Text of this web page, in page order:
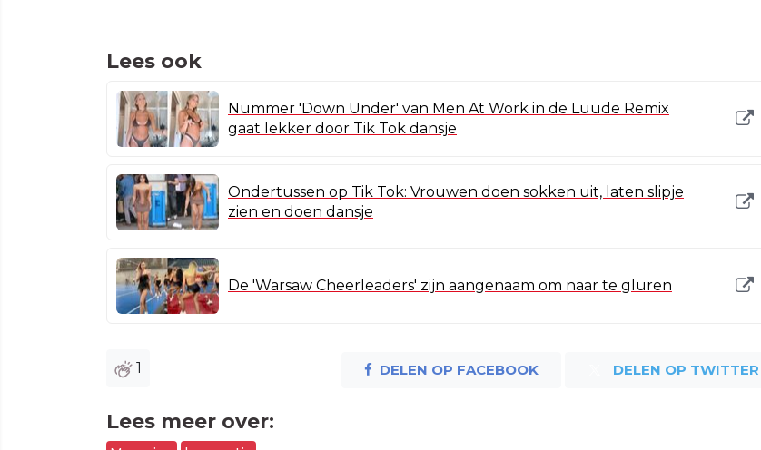
Lees ook
Nummer 'Down Under' van Men At Work in de Luude Remix
gaat lekker door Tik Tok dansje
Ondertussen op Tik Tok: Vrouwen doen sokken uit, laten slipje
zien en doen dansje
De 'Warsaw Cheerleaders' zijn aangenaam om naar te gluren
1 DELEN OP FACEBOOK DELEN OP TWITTER
Lees meer over: